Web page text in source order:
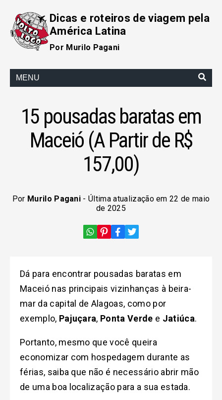
Dicas e roteiros de viagem pela
América Latina
Por Murilo Pagani
MENU
15 pousadas baratas em
Maceió (A Partir de R$
157,00)
Por Murilo Pagani - Última atualização em 22 de maio
de 2025
Dá para encontrar pousadas baratas em
Maceió nas principais vizinhanças à beira-
mar da capital de Alagoas, como por
exemplo, Pajuçara, Ponta Verde e Jatiúca.
Portanto, mesmo que você queira
economizar com hospedagem durante as
férias, saiba que não é necessário abrir mão
de uma boa localização para a sua estada.